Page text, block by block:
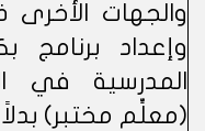
والجهات الأخرى
وإعداد برنامج
المدرسية في
(معلِّم مختبر)